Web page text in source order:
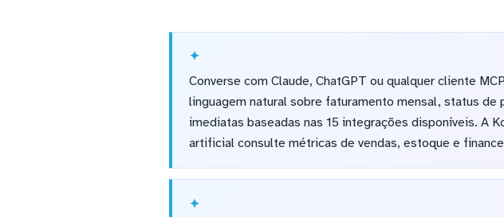
Converse com Claude, ChatGPT ou qualquer cliente
linguagem natural sobre faturamento mensal, status
imediatas baseadas nas 15 integrações disponíveis. A
artificial consulte métricas de vendas, estoque e